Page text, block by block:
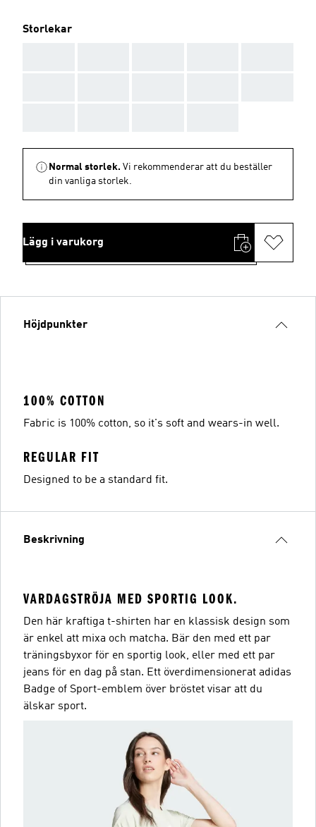
Storlekar
Normal storlek. Vi rekommenderar att du beställer
din vanliga storlek.
Lägg i varukorg
Höjdpunkter
100% COTTON
Fabric is 100% cotton, so it's soft and wears-in well.
REGULAR FIT
Designed to be a standard fit.
Beskrivning
VARDAGSTRÖJA MED SPORTIG LOOK.
Den här kraftiga t-shirten har en klassisk design som
är enkel att mixa och matcha. Bär den med ett par
träningsbyxor för en sportig look, eller med ett par
jeans för en dag på stan. Ett överdimensionerat adidas
Badge of Sport-emblem över bröstet visar att du
älskar sport.